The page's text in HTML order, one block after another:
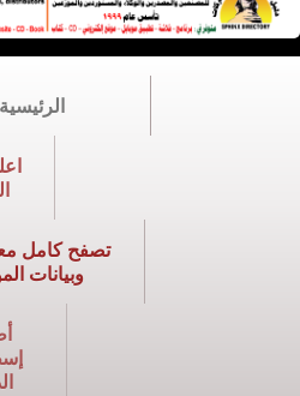
الرئيسية
تصفح كامل
وبيانات